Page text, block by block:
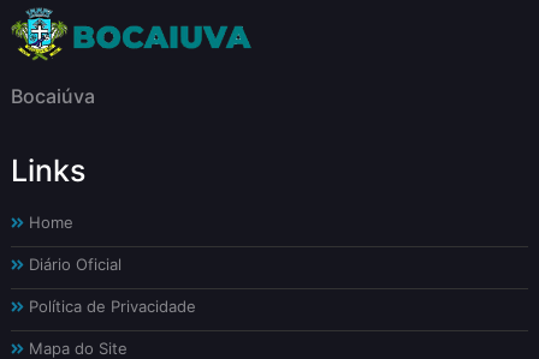
Bocaiúva
Links
Home
Diário Oficial
Política de Privacidade
Mapa do Site